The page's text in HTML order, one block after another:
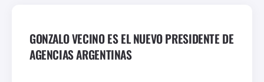
GONZALO VECINO ES EL NUEVO PRESIDENTE DE
AGENCIAS ARGENTINAS